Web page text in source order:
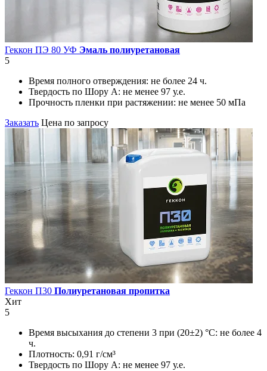
Геккон ПЭ 80 УФ Эмаль полиуретановая
5
Время полного отверждения: не более 24 ч.
Твердость по Шору А: не менее 97 у.е.
Прочность пленки при растяжении: не менее 50 мПа
Заказать Цена по запросу
Геккон П30 Полиуретановая пропитка
Хит
5
Время высыхания до степени 3 при (20±2) °С: не более 4
ч.
Плотность: 0,91 г/см³
Твердость по Шору А: не менее 97 у.е.